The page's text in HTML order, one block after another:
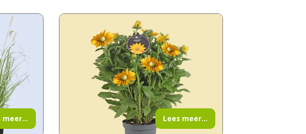
meer... Lees meer...